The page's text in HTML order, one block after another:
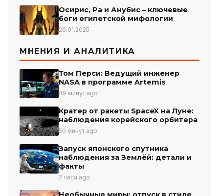
Осирис, Ра и Анубис – ключевые
боги египетской мифологии
26.01.2025
МНЕНИЯ И АНАЛИТИКА
Том Перси: Ведущий инженер
NASA в программе Artemis
49 минут ago
Кратер от ракеты SpaceX на Луне:
наблюдения корейского орбитера
50 минут ago
Запуск японского спутника
наблюдения за Землёй: детали и
факты
2 часа ago